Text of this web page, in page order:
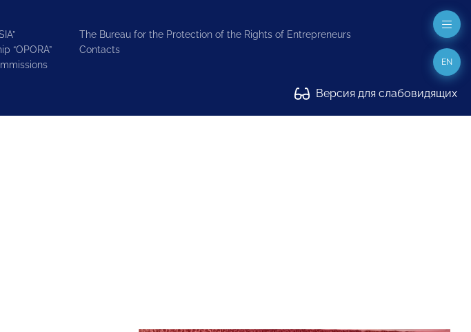
“OPORA”
The Bureau for the Protection of the Rights of Entrepreneurs
Contacts
Версия для слабовидящих
EN